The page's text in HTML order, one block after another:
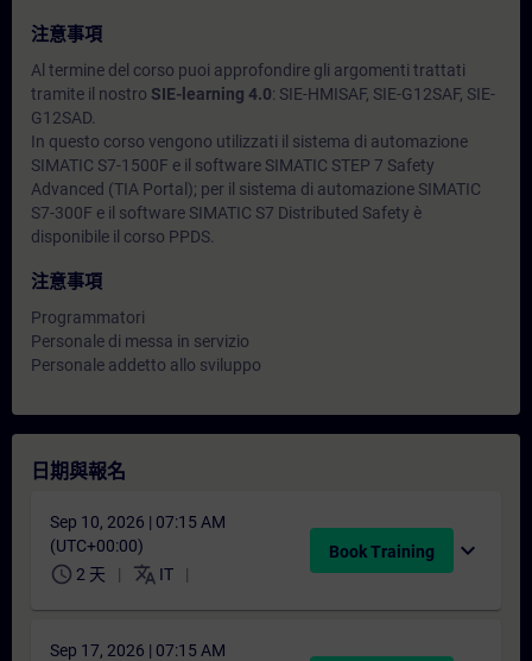
注意事項
Al termine del corso puoi approfondire gli argomenti trattati
tramite il nostro SIE-learning 4.0: SIE-HMISAF, SIE-G12SAF, SIE-
G12SAD.
In questo corso vengono utilizzati il sistema di automazione
SIMATIC S7-1500F e il software SIMATIC STEP 7 Safety
Advanced (TIA Portal); per il sistema di automazione SIMATIC
S7-300F e il software SIMATIC S7 Distributed Safety è
disponibile il corso PPDS.
注意事項
Programmatori
Personale di messa in servizio
Personale addetto allo sviluppo
日期與報名
Sep 10, 2026 | 07:15 AM
(UTC+00:00)
schedule 2 天 translate IT
Book Training expand_more
Sep 17, 2026 | 07:15 AM